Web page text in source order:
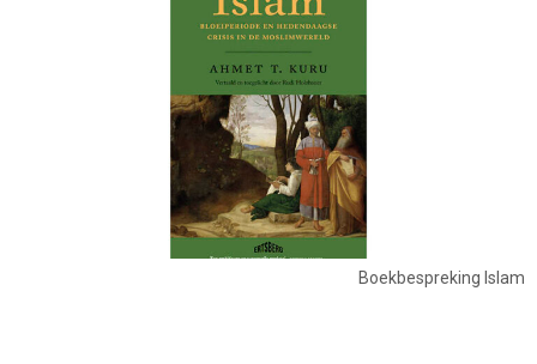
Boekbespreking Islam